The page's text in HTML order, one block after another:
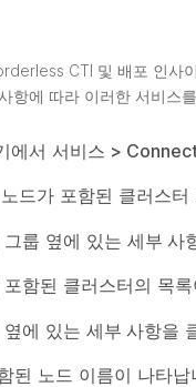
CTI 및 배포 인사
항에 따라 이러한 서비스
에서 서비스 >
드가 포함된 클러스
룹 옆에 있는 세부 사
함된 클러스터의 목
에 있는 세부 사항을
된 노드 이름이 나타납